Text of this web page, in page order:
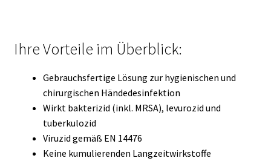
Ihre Vorteile im Überblick:
Gebrauchsfertige Lösung zur hygienischen und
chirurgischen Händedesinfektion
Wirkt bakterizid (inkl. MRSA), levurozid und
tuberkulozid
Viruzid gemäß EN 14476
Keine kumulierenden Langzeitwirkstoffe